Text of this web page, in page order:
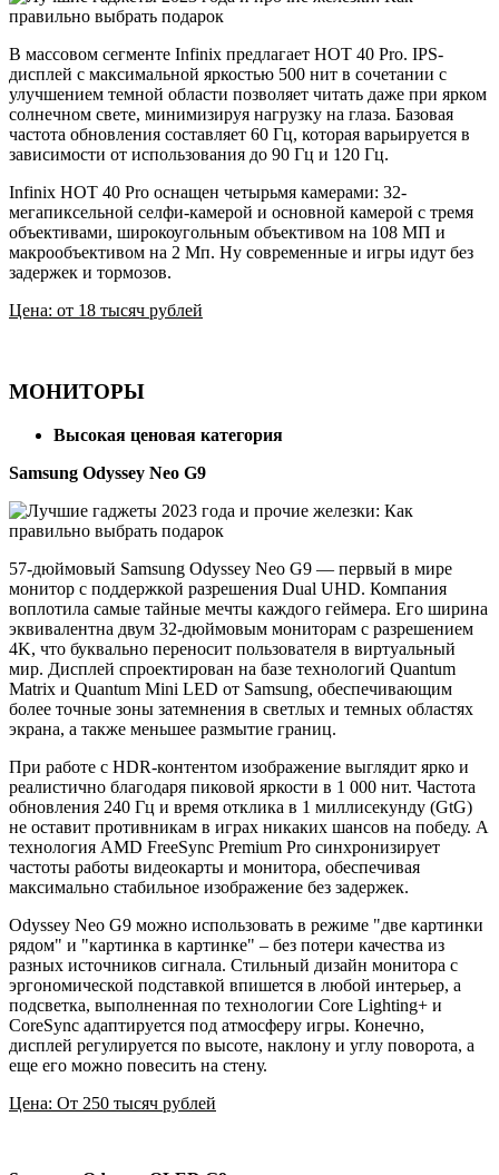
В массовом сегменте Infinix предлагает HOT 40 Pro. IPS-
дисплей с максимальной яркостью 500 нит в сочетании с
улучшением темной области позволяет читать даже при ярком
солнечном свете, минимизируя нагрузку на глаза. Базовая
частота обновления составляет 60 Гц, которая варьируется в
зависимости от использования до 90 Гц и 120 Гц.
Infinix HOT 40 Pro оснащен четырьмя камерами: 32-
мегапиксельной селфи-камерой и основной камерой с тремя
объективами, широкоугольным объективом на 108 МП и
макрообъективом на 2 Мп. Ну современные и игры идут без
задержек и тормозов.
Цена: от 18 тысяч рублей
МОНИТОРЫ
Высокая ценовая категория
Samsung Odyssey Neo G9
57-дюймовый Samsung Odyssey Neo G9 — первый в мире
монитор с поддержкой разрешения Dual UHD. Компания
воплотила самые тайные мечты каждого геймера. Его ширина
эквивалентна двум 32-дюймовым мониторам с разрешением
4K, что буквально переносит пользователя в виртуальный
мир. Дисплей спроектирован на базе технологий Quantum
Matrix и Quantum Mini LED от Samsung, обеспечивающим
более точные зоны затемнения в светлых и темных областях
экрана, а также меньшее размытие границ.
При работе с HDR-контентом изображение выглядит ярко и
реалистично благодаря пиковой яркости в 1 000 нит. Частота
обновления 240 Гц и время отклика в 1 миллисекунду (GtG)
не оставит противникам в играх никаких шансов на победу. А
технология AMD FreeSync Premium Pro синхронизирует
частоты работы видеокарты и монитора, обеспечивая
максимально стабильное изображение без задержек.
Odyssey Neo G9 можно использовать в режиме "две картинки
рядом" и "картинка в картинке" – без потери качества из
разных источников сигнала. Стильный дизайн монитора с
эргономической подставкой впишется в любой интерьер, а
подсветка, выполненная по технологии Core Lighting+ и
CoreSync адаптируется под атмосферу игры. Конечно,
дисплей регулируется по высоте, наклону и углу поворота, а
еще его можно повесить на стену.
Цена: От 250 тысяч рублей